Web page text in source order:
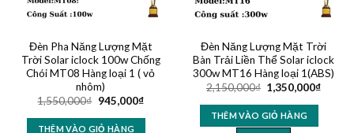
Đèn Pha Năng Lượng Mặt
Trời Solar iclock 100w Chống
Chói MT08 Hàng loại 1 ( vỏ
nhôm)
1,550,000₫ 945,000₫
THÊM VÀO GIỎ HÀNG
Đèn Năng Lượng Mặt Trời
Bàn Trải Liền Thể Solar iclock
300w MT16 Hàng loại 1(ABS)
2,150,000₫ 1,350,000₫
THÊM VÀO GIỎ HÀNG